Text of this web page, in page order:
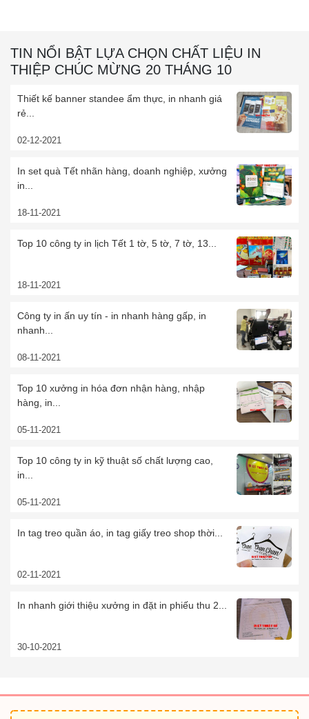
TIN NỔI BẬT LỰA CHỌN CHẤT LIỆU IN
THIỆP CHÚC MỪNG 20 THÁNG 10
Thiết kế banner standee ẩm thực, in nhanh giá
rẻ...
02-12-2021
In set quà Tết nhãn hàng, doanh nghiệp, xưởng
in...
18-11-2021
Top 10 công ty in lịch Tết 1 tờ, 5 tờ, 7 tờ, 13...
18-11-2021
Công ty in ấn uy tín - in nhanh hàng gấp, in
nhanh...
08-11-2021
Top 10 xưởng in hóa đơn nhận hàng, nhập
hàng, in...
05-11-2021
Top 10 công ty in kỹ thuật số chất lượng cao,
in...
05-11-2021
In tag treo quần áo, in tag giấy treo shop thời...
02-11-2021
In nhanh giới thiệu xưởng in đặt in phiếu thu 2...
30-10-2021